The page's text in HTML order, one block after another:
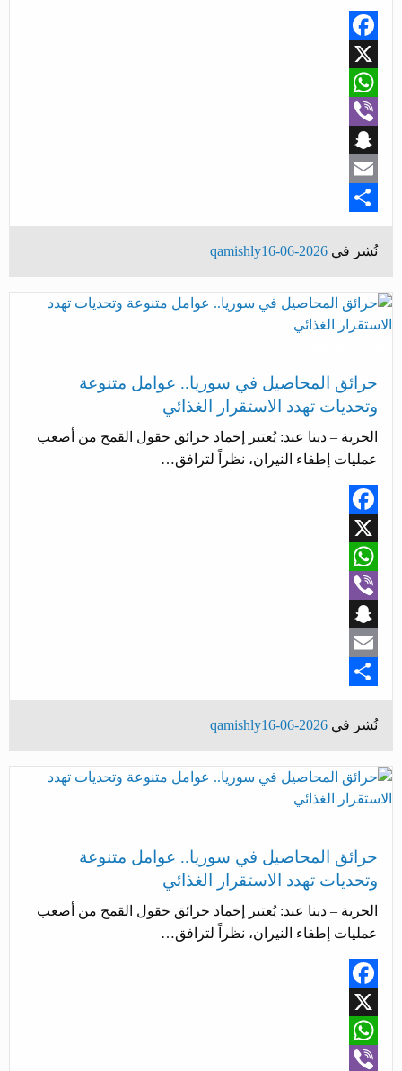
Facebook
X
WhatsApp
Viber
Snapchat
Email
Share
نُشر في 2026-06-16
qamishly
حرائق المحاصيل في سوريا.. عوامل متنوعة
وتحديات تهدد الاستقرار الغذائي
الحرية – دينا عبد: يُعتبر إخماد حرائق حقول القمح من أصعب
عمليات إطفاء النيران، نظراً لترافق…
Facebook
X
WhatsApp
Viber
Snapchat
Email
Share
نُشر في 2026-06-16
qamishly
حرائق المحاصيل في سوريا.. عوامل متنوعة
وتحديات تهدد الاستقرار الغذائي
الحرية – دينا عبد: يُعتبر إخماد حرائق حقول القمح من أصعب
عمليات إطفاء النيران، نظراً لترافق…
Facebook
X
WhatsApp